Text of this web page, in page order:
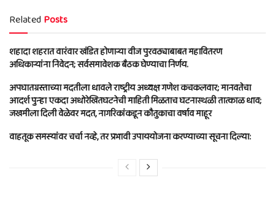
Related Posts
शहादा शहरात वारंवार खंडित होणाऱ्या वीज पुरवठ्याबाबत महावितरण
अधिकाऱ्यांना निवेदन; सर्वसमावेशक बैठक घेण्याचा निर्णय.
अपघातग्रस्ताच्या मदतीला धावले राष्ट्रीय अध्यक्ष गणेश कचकलवार; मानवतेचा
आदर्श पुन्हा एकदा अधोरेखितघटनेची माहिती मिळताच घटनास्थळी तात्काळ धाव;
जखमीला दिली वेळेवर मदत, नागरिकांकडून कौतुकाचा वर्षाव माहूर
वाहतूक समस्यांवर चर्चा नव्हे, तर प्रभावी उपाययोजना करण्याच्या सूचना दिल्या: